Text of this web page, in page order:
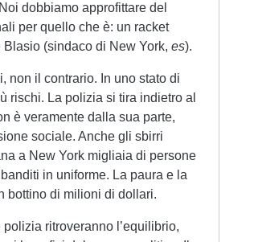
dobbiamo approfittare del
per quello che è: un racket
(sindaco di New York, es).
non il contrario. In uno stato di
rischi. La polizia si tira indietro al
è veramente dalla sua parte,
sociale. Anche gli sbirri
a New York migliaia di persone
in uniforme. La paura e la
bottino di milioni di dollari.
ritroveranno l’equilibrio,